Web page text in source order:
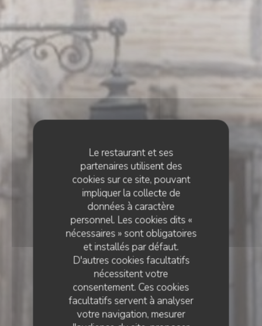
Le restaurant et ses
partenaires utilisent des
cookies sur ce site, pouvant
impliquer la collecte de
données à caractère
personnel. Les cookies dits «
nécessaires » sont obligatoires
et installés par défaut.
D'autres cookies facultatifs
nécessitent votre
consentement. Ces cookies
facultatifs servent à analyser
votre navigation, mesurer